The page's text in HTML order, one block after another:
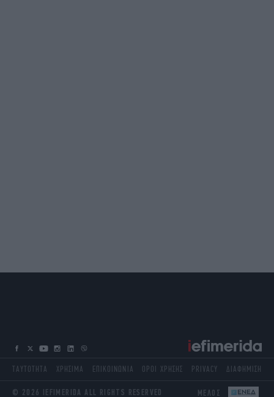
© 2026 IEFIMERIDA ALL RIGHTS RESERVED ΜΕΛΟΣ
ΤΑΥΤΟΤΗΤΑ ΧΡΗΣΙΜΑ ΕΠΙΚΟΙΝΩΝΙΑ ΟΡΟΙ ΧΡΗΣΗΣ PRIVACY ΔΙΑΦΗΜΙΣΗ